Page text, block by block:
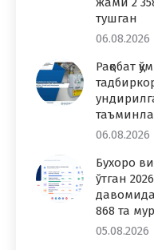
тушган
06.08.2026
Рақобат
06.08.2026
Бухоро
ўтган
868 та
05.08.2026